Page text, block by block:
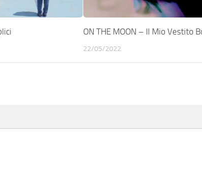
ON THE MOON – Il Mio Vestito
22/05/2022